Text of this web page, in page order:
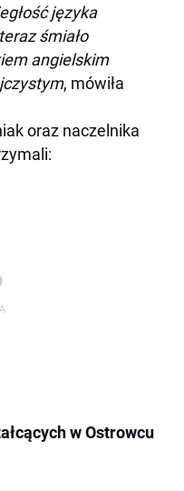
języka
śmiało
angielskim
, mówiła
oraz naczelnika
w Ostrowcu